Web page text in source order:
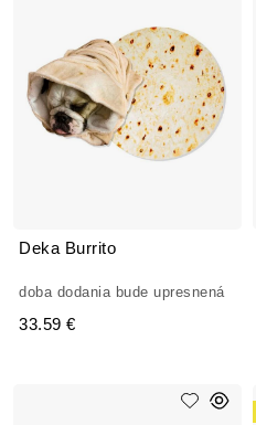
Deka Burrito
doba dodania bude upresnená
33.59 €